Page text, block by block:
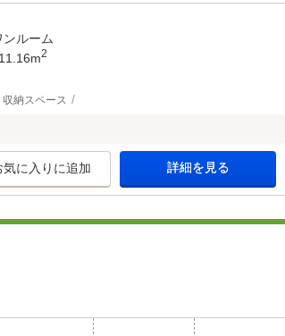
ンルーム
11.16m2
収納スペース
気に入りに追加 詳細を見る